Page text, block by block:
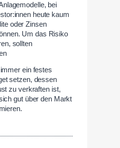
bei
heute kaum
oder Zinsen
Um das Risiko
sollten
ein festes
setzen, dessen
zu verkraften ist,
gut über den Markt